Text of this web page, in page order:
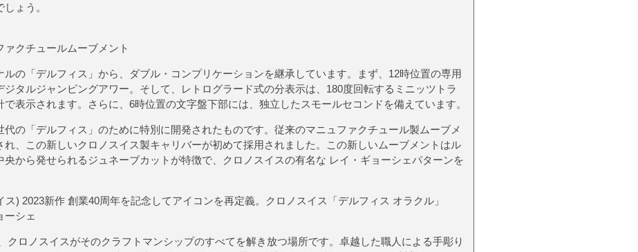
ょう。
クチュールムーブメント
の「デルフィス」から、ダブル・コンプリケーションを継承しています。まず、12時位置の専用
タルジャンピングアワー。そして、レトログラード式の分表示は、180度回転するミニッツトラ
表示されます。さらに、6時位置の文字盤下部には、独立したスモールセコンドを備えています。
の「デルフィス」のために特別に開発されたものです。従来のマニュファクチュール製ムーブメ
れ、この新しいクロノスイス製キャリバーが初めて採用されました。この新しいムーブメントはル
央から発せられるジュネーブカットが特徴で、クロノスイスの有名な レイ・ギョーシェパターンを
) 2023新作 創業40周年を記念してアイコンを再定義。クロノスイス「デルフィス オラクル」
ーシェ
クロノスイスがそのクラフトマンシップのすべてを解き放つ場所です。卓越した職人による手彫り